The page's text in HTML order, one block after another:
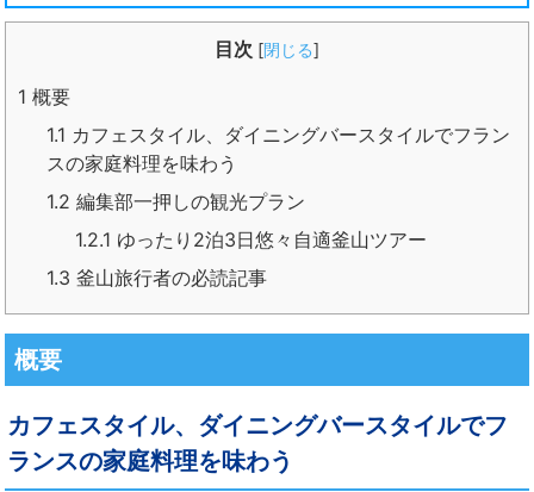
目次 [閉じる]
1 概要
1.1 カフェスタイル、ダイニングバースタイルでフラン
スの家庭料理を味わう
1.2 編集部一押しの観光プラン
1.2.1 ゆったり2泊3日悠々自適釜山ツアー
1.3 釜山旅行者の必読記事
概要
カフェスタイル、ダイニングバースタイルでフ
ランスの家庭料理を味わう